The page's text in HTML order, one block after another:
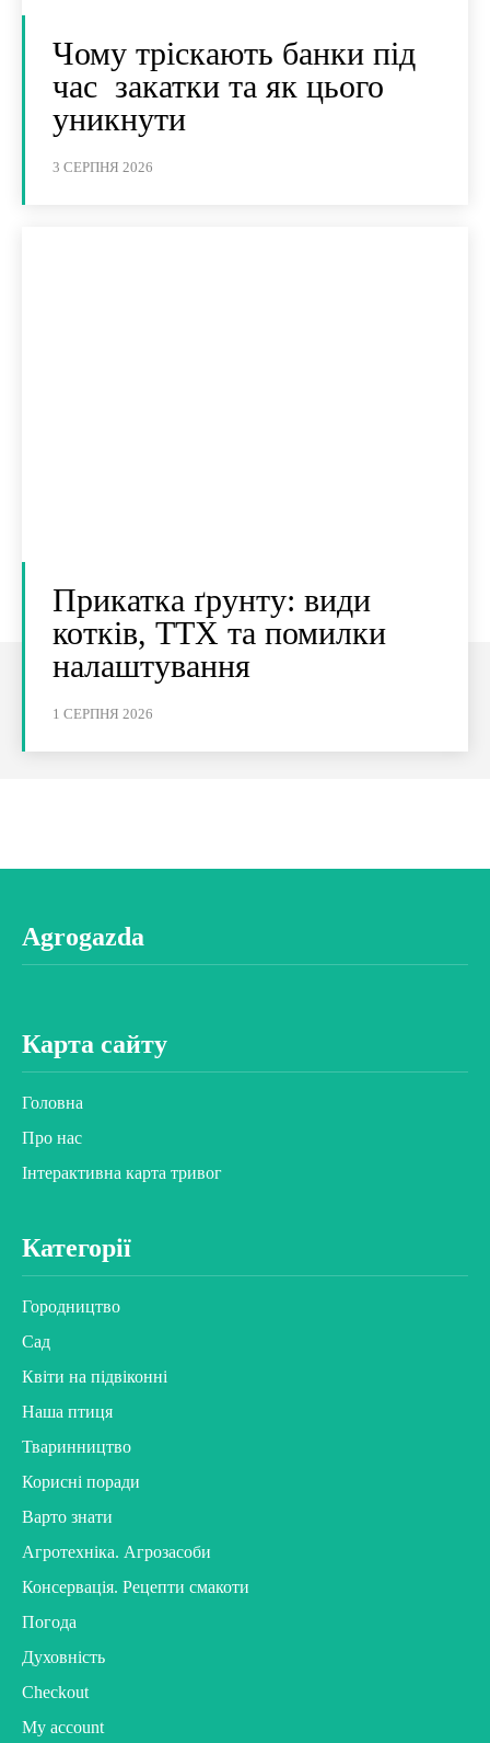
Чому тріскають банки під
час закатки та як цього
уникнути
3 СЕРПНЯ 2026
Прикатка ґрунту: види
котків, ТТХ та помилки
налаштування
1 СЕРПНЯ 2026
Agrogazda
Карта сайту
Головна
Про нас
Інтерактивна карта тривог
Категорії
Городництво
Сад
Квіти на підвіконні
Наша птиця
Тваринництво
Корисні поради
Варто знати
Агротехніка. Агрозасоби
Консервація. Рецепти смакоти
Погода
Духовність
Checkout
My account